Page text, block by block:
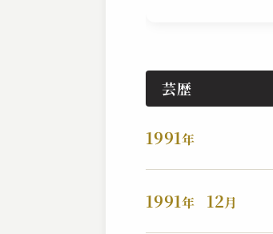
芸歴
1991年
1991年 12月